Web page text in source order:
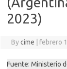
2023)
Bycime febrero
Fuente: Ministerio